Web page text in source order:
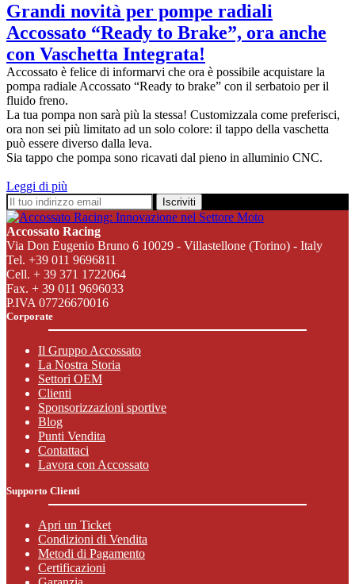
Grandi novità per pompe radiali
Accossato “Ready to Brake”, ora anche
con Vaschetta Integrata!
Accossato è felice di informarvi che ora è possibile acquistare la
pompa radiale Accossato “Ready to brake” con il serbatoio per il
fluido freno.
La tua pompa non sarà più la stessa! Customizzala come preferisci,
ora non sei più limitato ad un solo colore: il tappo della vaschetta
può essere diverso dalla leva.
Sia tappo che pompa sono ricavati dal pieno in alluminio CNC.
Leggi di più
Iscriviti
Accossato Racing
Via Don Eugenio Bruno 6 10029 - Villastellone (Torino) - Italy
Tel. +39 011 9696811
Cell. + 39 371 1722064
Fax. + 39 011 9696033
P.IVA 07726670016
Corporate
Il Gruppo Accossato
La Nostra Storia
Settori OEM
Clienti
Sponsorizzazioni sportive
Blog
Punti Vendita
Contattaci
Lavora con Accossato
Supporto Clienti
Apri un Ticket
Condizioni di Vendita
Metodi di Pagamento
Certificazioni